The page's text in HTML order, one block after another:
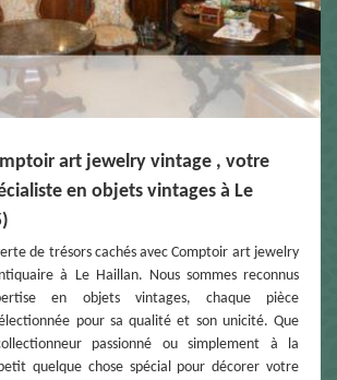
art jewelry vintage , votre
en objets vintages à Le
de trésors cachés avec Comptoir art jewelry
à Le Haillan. Nous sommes reconnus
en objets vintages, chaque pièce
pour sa qualité et son unicité. Que
passionné ou simplement à la
quelque chose spécial pour décorer votre